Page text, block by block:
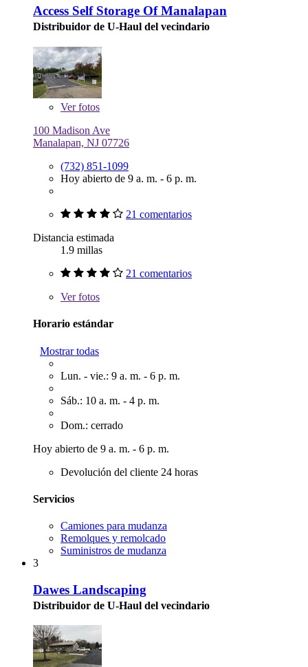
Access Self Storage Of Manalapan
Distribuidor de U-Haul del vecindario
Verfotos
100 Madison Ave
Manalapan, NJ 07726
(732) 851-1099
Hoy abierto de 9 a. m. - 6 p. m.
21 comentarios
Distancia estimada
1.9 millas
21 comentarios
Verfotos
Horario estándar
Mostrar todas
Lun. - vie.: 9 a. m. - 6 p. m.
Sáb.: 10 a. m. - 4 p. m.
Dom.: cerrado
Hoy abierto de 9 a. m. - 6 p. m.
Devolución del cliente 24 horas
Servicios
Camiones para mudanza
Remolques y remolcado
Suministros de mudanza
3
Dawes Landscaping
Distribuidor de U-Haul del vecindario